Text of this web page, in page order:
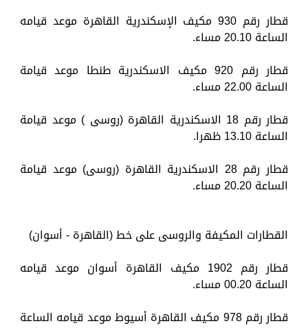
قطار رقم 930 مكيف الإسكندرية القاهرة موعد قيامه
الساعة 20.10 مساء.
قطار رقم 920 مكيف الاسكندرية طنطا موعد قيامة
الساعة 22.00 مساء.
قطار رقم 18 الاسكندرية القاهرة (روسى ) موعد قيامة
الساعة 13.10 ظهرا.
قطار رقم 28 الاسكندرية القاهرة (روسى) موعد قيامة
الساعة 20.20 مساء.
القطارات المكيفة والروسى على خط (القاهرة - أسوان)
قطار رقم 1902 مكيف القاهرة أسوان موعد قيامه
الساعة 00.20 مساء.
قطار رقم 978 مكيف القاهرة أسيوط موعد قيامه الساعة